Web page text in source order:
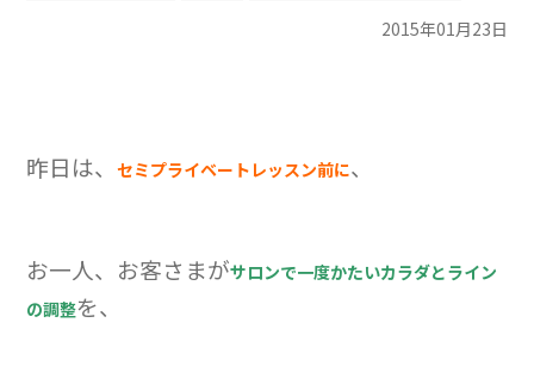
2015年01月23日
昨日は、セミプライベートレッスン前に、
お一人、お客さまがサロンで一度かたいカラダとライン
の調整を、